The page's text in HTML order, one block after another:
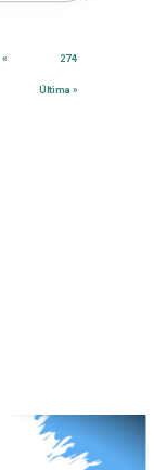
« 274
Última »